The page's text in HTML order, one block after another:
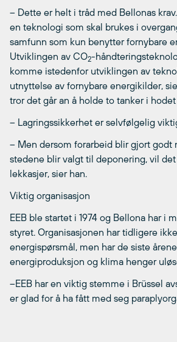
– Dette er helt i tråd med Bellonas
en teknologi som skal brukes i
samfunn som kun benytter fornybare
Utviklingen av CO2-
komme istedenfor utviklingen av
utnyttelse av fornybare energikilder,
tror det går an å holde to tanker i hodet
– Lagringssikkerhet er selvfølgelig
– Men dersom forarbeid blir gjort godt
stedene blir valgt til deponering, vil
lekkasjer, sier han.
Viktig organisasjon
EEB ble startet i 1974 og Bellona har i
styret. Organisasjonen har tidligere
energispørsmål, men har de siste
energiproduksjon og klima henger
–EEB har en viktig stemme i Brüssel
er glad for å ha fått med seg